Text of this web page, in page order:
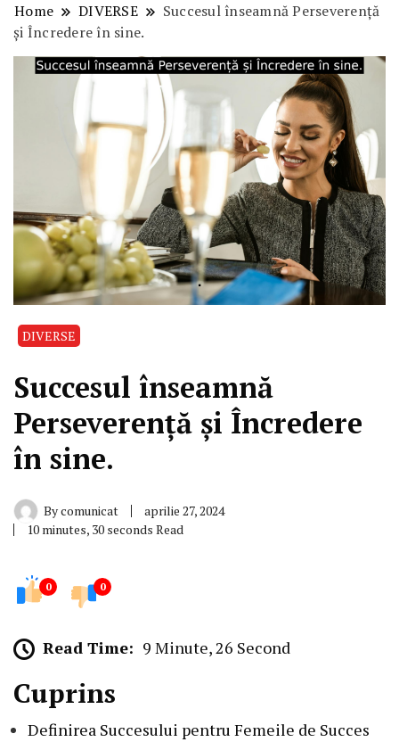
Home DIVERSE
Succesul înseamnă Perseverență
și Încredere în sine.
DIVERSE
Succesul înseamnă
Perseverență și Încredere
în sine.
Bycomunicat
aprilie 27, 2024
10 minutes, 30 seconds Read
0 0
Read Time: 9 Minute, 26 Second
Cuprins
Definirea Succesului pentru Femeile de Succes